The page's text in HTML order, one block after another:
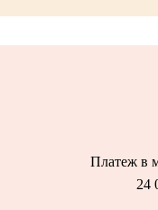
Платеж в
24